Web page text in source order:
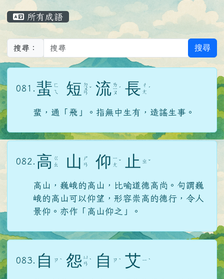
主內容區域
所有成語
搜尋： 搜尋
081. 蜚 ㄈ
ㄟ
短 ㄉ
ㄨ
ㄢ
ˇ 流 ㄌ
ㄧ
ㄡ
ˊ 長 ㄔ
ㄤ ˊ
蜚，通「飛」。指無中生有，造謠生事。
082. 高 ㄍ
ㄠ
山
ㄕ
ㄢ
仰 ㄧ
ㄤ ˇ 止 ㄓ ˇ
高山，巍峨的高山，比喻道德高尚。句謂巍
峨的高山可以仰望，形容崇高的德行，令人
景仰。亦作「高山仰之」。
083. 自 ㄗ ˋ 怨 ㄩ
ㄢ ˋ 自 ㄗ ˋ 艾 ㄧ ˋ